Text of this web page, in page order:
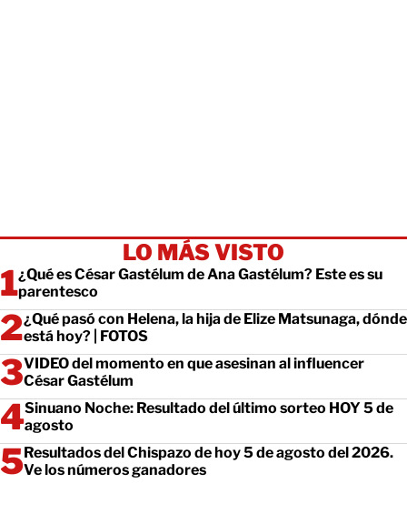
LO MÁS VISTO
¿Qué es César Gastélum de Ana Gastélum? Este es su
parentesco
¿Qué pasó con Helena, la hija de Elize Matsunaga, dónde
está hoy? | FOTOS
VIDEO del momento en que asesinan al influencer
César Gastélum
Sinuano Noche: Resultado del último sorteo HOY 5 de
agosto
Resultados del Chispazo de hoy 5 de agosto del 2026.
Ve los números ganadores